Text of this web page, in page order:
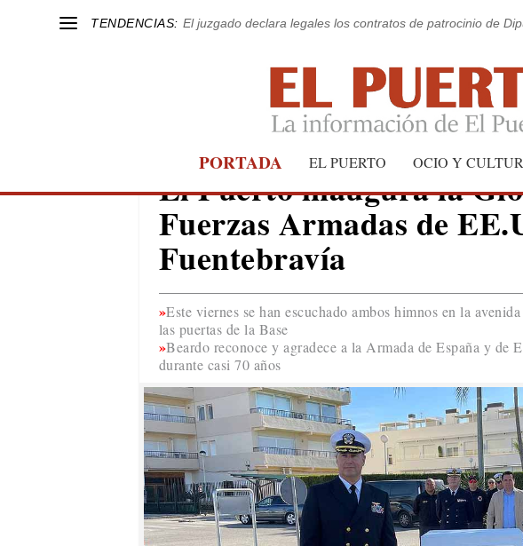
TENDENCIAS: El juzgado declara legales los contratos de patrocinio de
PORTADA EL PUERTO OCIO Y
EL PUERTO
El Puerto inaugura la
Fuerzas Armadas de
Fuentebravía
Este viernes se han escuchado ambos himnos en la
las puertas de la Base
Beardo reconoce y agradece a la Armada de España y de
durante casi 70 años